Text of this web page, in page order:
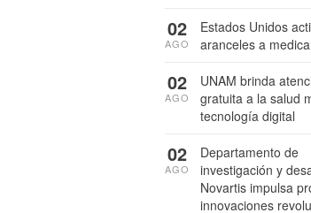
Estados Unidos
aranceles a
02
AGO
UNAM brinda
gratuita a la salud
tecnología digital
02
AGO
Departamento de
investigación y
Novartis impulsa
innovaciones
02
AGO